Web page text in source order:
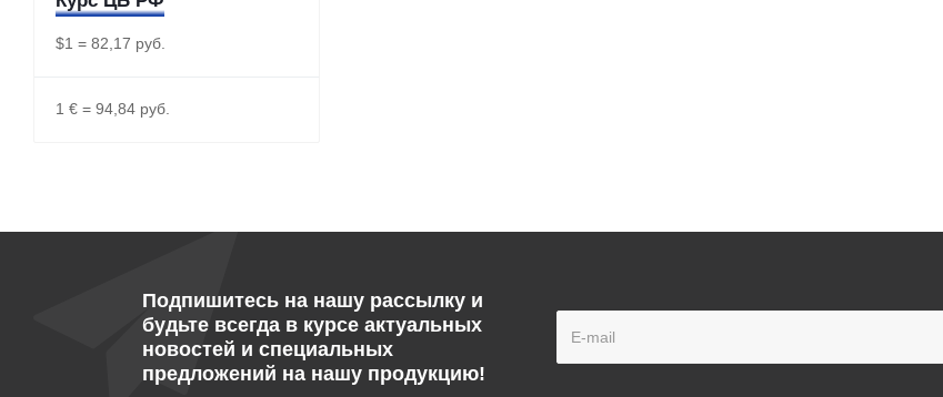
$1 = 82,17 руб.
1 € = 94,84 руб.
Подпишитесь на нашу рассылку и
будьте всегда в курсе актуальных
новостей и специальных
предложений на нашу продукцию!